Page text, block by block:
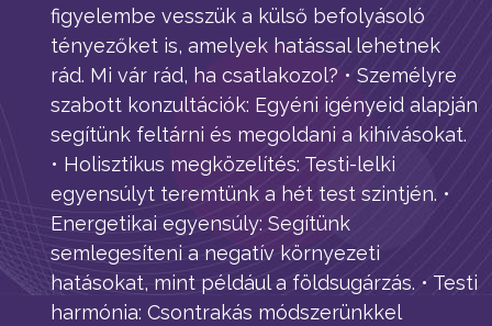
figyelembe vesszük a külső befolyásoló
tényezőket is, amelyek hatással lehetnek
rád. Mi vár rád, ha csatlakozol? • Személyre
szabott konzultációk: Egyéni igényeid alapján
segítünk feltárni és megoldani a kihívásokat.
• Holisztikus megközelítés: Testi-lelki
egyensúlyt teremtünk a hét test szintjén. •
Energetikai egyensúly: Segítünk
semlegesíteni a negatív környezeti
hatásokat, mint például a földsugárzás. • Testi
harmónia: Csontrakás módszerünkkel